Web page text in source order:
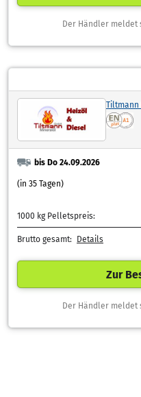
Der Händler meldet
Tiltmann
bis Do 24.09.2026
(in 35 Tagen)
1000 kg Pelletspreis:
Brutto gesamt: Details
Zur
Der Händler meldet